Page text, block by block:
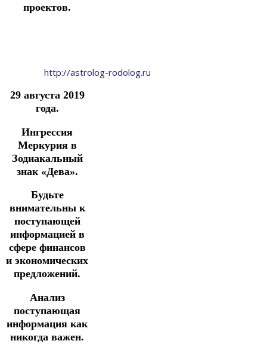
проектов.
http://astrolog-rodolog.ru
29 августа 2019
года.
Ингрессия
Меркурия в
Зодиакальный
знак «Дева».
Будьте
внимательны к
поступающей
информацией в
сфере финансов
и экономических
предложений.
Анализ
поступающая
информация как
никогда важен.